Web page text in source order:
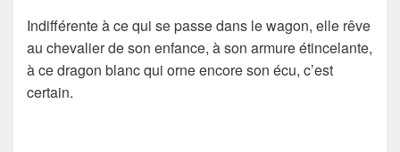
Indifférente à ce qui se passe dans le wagon, elle rêve
au chevalier de son enfance, à son armure étincelante,
à ce dragon blanc qui orne encore son écu, c’est
certain.